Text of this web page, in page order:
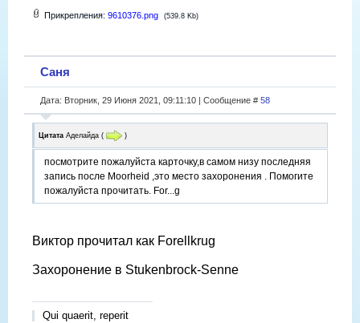
Прикрепления: 9610376.png (539.8 Kb)
Саня
Дата: Вторник, 29 Июня 2021, 09:11:10 | Сообщение # 58
Цитата Аделайда ( )
посмотрите пожалуйста карточку,в самом низу последняя
запись после Moorheid ,это место захоронения . Помогите
пожалуйста прочитать. For...g
Виктор прочитал как Forellkrug
Захоронение в Stukenbrock-Senne
Qui quaerit, reperit